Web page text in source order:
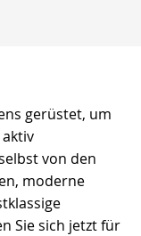
gerüstet, um
von den
moderne
Sie sich jetzt für